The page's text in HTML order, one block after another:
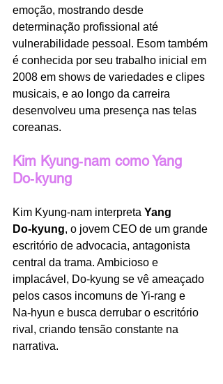
emoção, mostrando desde
determinação profissional até
vulnerabilidade pessoal. Esom também
é conhecida por seu trabalho inicial em
2008 em shows de variedades e clipes
musicais, e ao longo da carreira
desenvolveu uma presença nas telas
coreanas.
Kim Kyung‑nam como Yang
Do‑kyung
Kim Kyung‑nam interpreta Yang
Do‑kyung, o jovem CEO de um grande
escritório de advocacia, antagonista
central da trama. Ambicioso e
implacável, Do‑kyung se vê ameaçado
pelos casos incomuns de Yi‑rang e
Na‑hyun e busca derrubar o escritório
rival, criando tensão constante na
narrativa.